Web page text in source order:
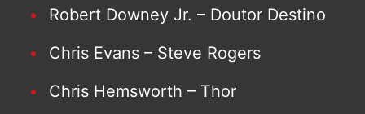
Robert Downey Jr. – Doutor Destino
Chris Evans – Steve Rogers
Chris Hemsworth – Thor